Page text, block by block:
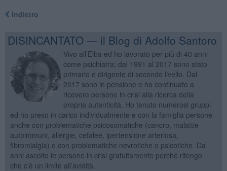
Indietro
DISINCANTATO — il Blog di Adolfo Santoro
Vivo all’Elba ed ho lavorato per più di 40 anni
come psichiatra; dal 1991 al 2017 sono stato
primario e dirigente di secondo livello. Dal
2017 sono in pensione e ho continuato a
ricevere persone in crisi alla ricerca della
propria autenticità. Ho tenuto numerosi gruppi
ed ho preso in carico individualmente e con la famiglia persone
anche con problematiche psicosomatiche (cancro, malattie
autoimmuni, allergie, cefalee, ipertensione arteriosa,
fibromialgia) o con problematiche nevrotiche o psicotiche. Da
anni ascolto le persone in crisi gratuitamente perché ritengo
che c’è un limite all’avidità.